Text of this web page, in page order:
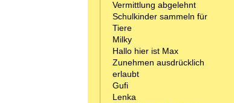
Vermittlung abgelehnt
Schulkinder sammeln für
Tiere
Milky
Hallo hier ist Max
Zunehmen ausdrücklich
erlaubt
Gufi
Lenka